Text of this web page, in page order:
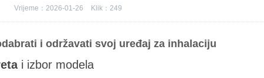
Vrijeme：2026-01-26 Klik： 249
i održavati svoj uređaj za inhalaciju
i izbor modela